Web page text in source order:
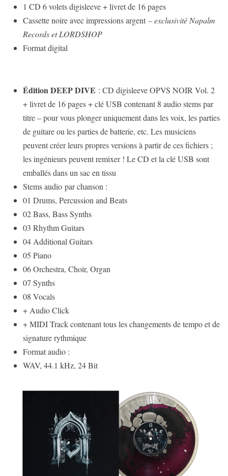
1 CD 6 volets digisleeve + livret de 16 pages
Cassette noire avec impressions argent– exclusivité Napalm
Records et LORDSHOP
Format digital
Édition DEEP DIVE : CD digisleeve OPVS NOIR Vol. 2
+ livret de 16 pages + clé USB contenant 8 audio stems par
titre – pour vous plonger uniquement dans les voix, les parties
de guitare ou les parties de batterie, etc. Les musiciens
peuvent créer leurs propres versions à partir de ces fichiers ;
les ingénieurs peuvent remixer ! Le CD et la clé USB sont
emballés dans un sac en tissu
Stems audio par chanson :
01 Drums, Percussion and Beats
02 Bass, Bass Synths
03 Rhythm Guitars
04 Additional Guitars
05 Piano
06 Orchestra, Choir, Organ
07 Synths
08 Vocals
+ Audio Click
+ MIDI Track contenant tous les changements de tempo et de
signature rythmique
Format audio :
WAV, 44.1 kHz, 24 Bit